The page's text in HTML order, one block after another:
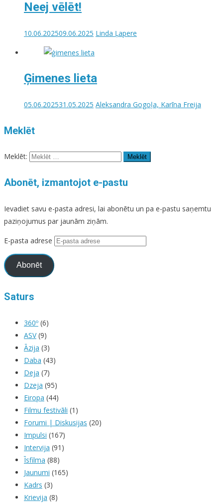
Neej vēlēt!
10.06.202509.06.2025 Linda Ļapere
Ģimenes lieta
05.06.202531.05.2025 Aleksandra Gogoļa, Karīna Freija
Meklēt
Meklēt:
Abonēt, izmantojot e-pastu
Ievadiet savu e-pasta adresi, lai abonētu un pa e-pastu saņemtu
paziņojumus par jaunām ziņām.
E-pasta adrese
Abonēt
Saturs
360º (6)
ASV(9)
Āzija (3)
Daba (43)
Deja (7)
Dzeja (95)
Eiropa (44)
Filmu festivāli (1)
Forumi | Diskusijas (20)
Impulsi (167)
Intervija (91)
Īsfilma (88)
Jaunumi (165)
Kadrs (3)
Krievija (8)